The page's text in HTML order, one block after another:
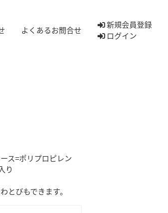
よくあるお問合せ
新規会員登録
ログイン
ス=ポリプロピレン
り
とびもできます。